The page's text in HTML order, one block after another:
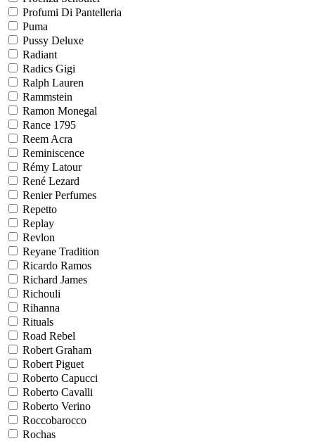
Profumi Di Pantelleria
Puma
Pussy Deluxe
Radiant
Radics Gigi
Ralph Lauren
Rammstein
Ramon Monegal
Rance 1795
Reem Acra
Reminiscence
Rémy Latour
René Lezard
Renier Perfumes
Repetto
Replay
Revlon
Reyane Tradition
Ricardo Ramos
Richard James
Richouli
Rihanna
Rituals
Road Rebel
Robert Graham
Robert Piguet
Roberto Capucci
Roberto Cavalli
Roberto Verino
Roccobarocco
Rochas